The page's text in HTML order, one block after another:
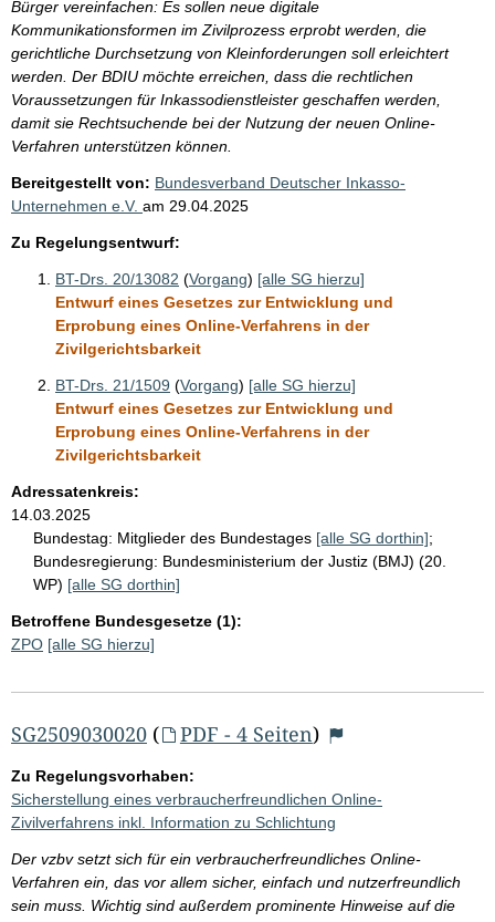
Bürger vereinfachen: Es sollen neue digitale
Kommunikationsformen im Zivilprozess erprobt werden, die
gerichtliche Durchsetzung von Kleinforderungen soll erleichtert
werden. Der BDIU möchte erreichen, dass die rechtlichen
Voraussetzungen für Inkassodienstleister geschaffen werden,
damit sie Rechtsuchende bei der Nutzung der neuen Online-
Verfahren unterstützen können.
Bereitgestellt von: Bundesverband Deutscher Inkasso-
Unternehmen e.V. am 29.04.2025
Zu Regelungsentwurf:
BT-Drs. 20/13082 (Vorgang) [alle SG hierzu]
Entwurf eines Gesetzes zur Entwicklung und
Erprobung eines Online-Verfahrens in der
Zivilgerichtsbarkeit
BT-Drs. 21/1509 (Vorgang) [alle SG hierzu]
Entwurf eines Gesetzes zur Entwicklung und
Erprobung eines Online-Verfahrens in der
Zivilgerichtsbarkeit
Adressatenkreis:
14.03.2025
Bundestag: Mitglieder des Bundestages [alle SG dorthin];
Bundesregierung: Bundesministerium der Justiz (BMJ) (20.
WP) [alle SG dorthin]
Betroffene Bundesgesetze (1):
ZPO [alle SG hierzu]
SG2509030020 ( PDF - 4 Seiten)
Zu Regelungsvorhaben:
Sicherstellung eines verbraucherfreundlichen Online-
Zivilverfahrens inkl. Information zu Schlichtung
Der vzbv setzt sich für ein verbraucherfreundliches Online-
Verfahren ein, das vor allem sicher, einfach und nutzerfreundlich
sein muss. Wichtig sind außerdem prominente Hinweise auf die